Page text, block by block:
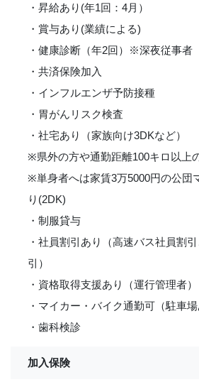
・昇給あり(年1回：4月）
・賞与あり(業績による)
・健康診断（年2回）※深夜従事者
・共済保険加入
・インフルエンザ予防接種
・胃がんリスク検査
・社宅あり（家族向け3DKなど）
※県外の方や通勤距離100キロ以上
※単身者へは家賃3万5000円の公団
り(2DK)
・制服貸与
・社員割引あり（高速バス社員割
引）
・資格取得支援あり（運行管理者）
・マイカー・バイク通勤可（駐車場
・歯科検診
加入保険